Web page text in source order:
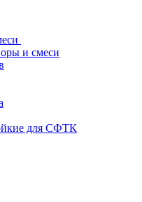
и смеси
для СФТК